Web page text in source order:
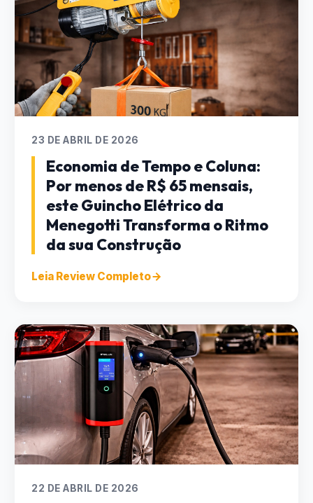
23 DE ABRIL DE 2026
Economia de Tempo e Coluna:
Por menos de R$ 65 mensais,
este Guincho Elétrico da
Menegotti Transforma o Ritmo
da sua Construção
Leia Review Completo
22 DE ABRIL DE 2026